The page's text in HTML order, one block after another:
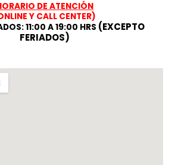
DE ATENCIÓN
Y CALL CENTER)
11:00 A 19:00 HRS (EXCEPTO
FERIADOS)